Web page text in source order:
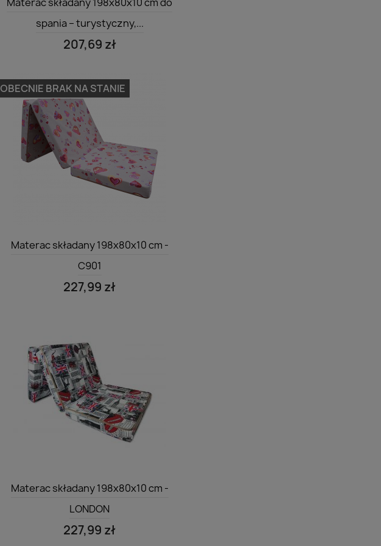
spania – turystyczny,...
207,69 zł
 Szybki podgląd
Materac składany 198x80x10 cm -
C901
227,99 zł
OBECNIE BRAK NA STANIE
 Szybki podgląd
Materac składany 198x80x10 cm -
LONDON
227,99 zł